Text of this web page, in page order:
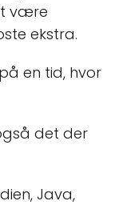
være
ekstra.
en tid, hvor
det der
Java,